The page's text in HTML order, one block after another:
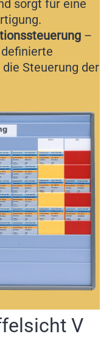
sorgt für eine
–
Steuerung der
V